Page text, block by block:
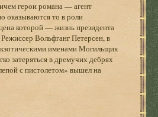
герои романа — агент
оказываются то в роли
которой — жизнь президента
Вольфганг Петерсен, в
именами Могильщик
затеряться в дремучих дебрях
с пистолетом» вышел на